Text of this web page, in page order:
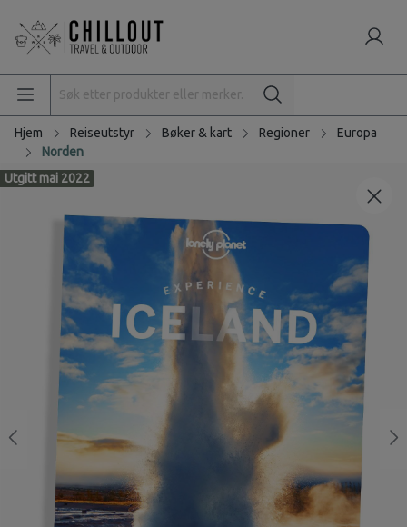
Hjem Reiseutstyr Bøker & kart Regioner
Europa
Norden
Utgitt mai 2022